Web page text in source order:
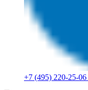
+7 (495) 220-25-06